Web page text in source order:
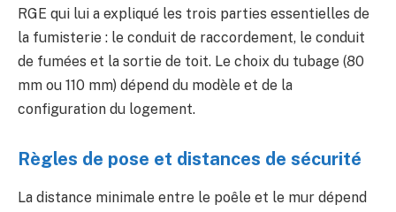
RGE qui lui a expliqué les trois parties essentielles de
la fumisterie : le conduit de raccordement, le conduit
de fumées et la sortie de toit. Le choix du tubage (80
mm ou 110 mm) dépend du modèle et de la
configuration du logement.
Règles de pose et distances de sécurité
La distance minimale entre le poêle et le mur dépend